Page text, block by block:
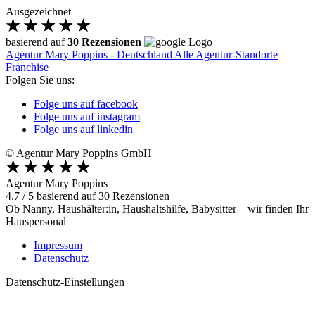
Ausgezeichnet
basierend auf30 Rezensionen
Agentur Mary Poppins - Deutschland Alle Agentur-Standorte
Franchise
Folgen Sie uns:
Folge uns auf facebook
Folge uns auf instagram
Folge uns auf linkedin
© Agentur Mary Poppins GmbH
Agentur Mary Poppins
4.7 / 5 basierend auf30 Rezensionen
Ob Nanny, Haushälter:in, Haushaltshilfe, Babysitter – wir finden Ihr
Hauspersonal
Impressum
Datenschutz
Datenschutz-Einstellungen